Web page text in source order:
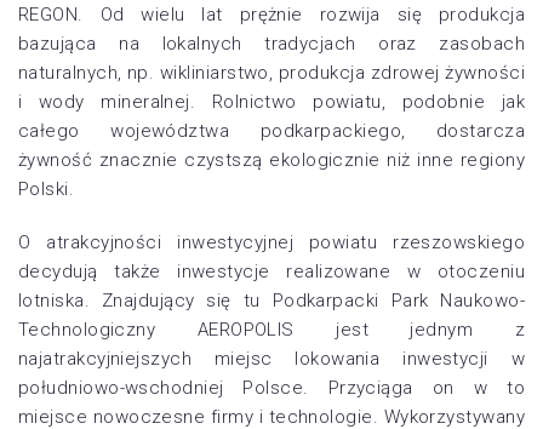
REGON. Od wielu lat prężnie rozwija się produkcja
bazująca na lokalnych tradycjach oraz zasobach
naturalnych, np. wikliniarstwo, produkcja zdrowej żywności
i wody mineralnej. Rolnictwo powiatu, podobnie jak
całego województwa podkarpackiego, dostarcza
żywność znacznie czystszą ekologicznie niż inne regiony
Polski.
O atrakcyjności inwestycyjnej powiatu rzeszowskiego
decydują także inwestycje realizowane w otoczeniu
lotniska. Znajdujący się tu Podkarpacki Park Naukowo-
Technologiczny AEROPOLIS jest jednym z
najatrakcyjniejszych miejsc lokowania inwestycji w
południowo-wschodniej Polsce. Przyciąga on w to
miejsce nowoczesne firmy i technologie. Wykorzystywany